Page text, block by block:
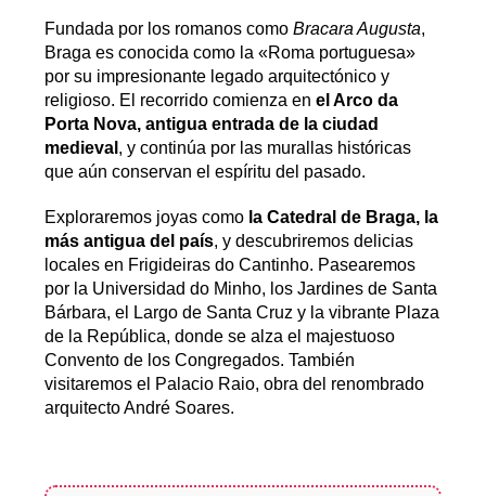
Fundada por los romanos comoBracara Augusta,
Braga es conocida como la «Roma portuguesa»
por su impresionante legado arquitectónico y
religioso. El recorrido comienza enel Arco da
Porta Nova, antigua entrada de la ciudad
medieval , y continúa por las murallas históricas
que aún conservan el espíritu del pasado.
Exploraremos joyas como la Catedral de Braga, la
más antigua del país, y descubriremos delicias
locales en Frigideiras do Cantinho. Pasearemos
por la Universidad do Minho, los Jardines de Santa
Bárbara, el Largo de Santa Cruz y la vibrante Plaza
de la República, donde se alza el majestuoso
Convento de los Congregados. También
visitaremos el Palacio Raio, obra del renombrado
arquitecto André Soares.